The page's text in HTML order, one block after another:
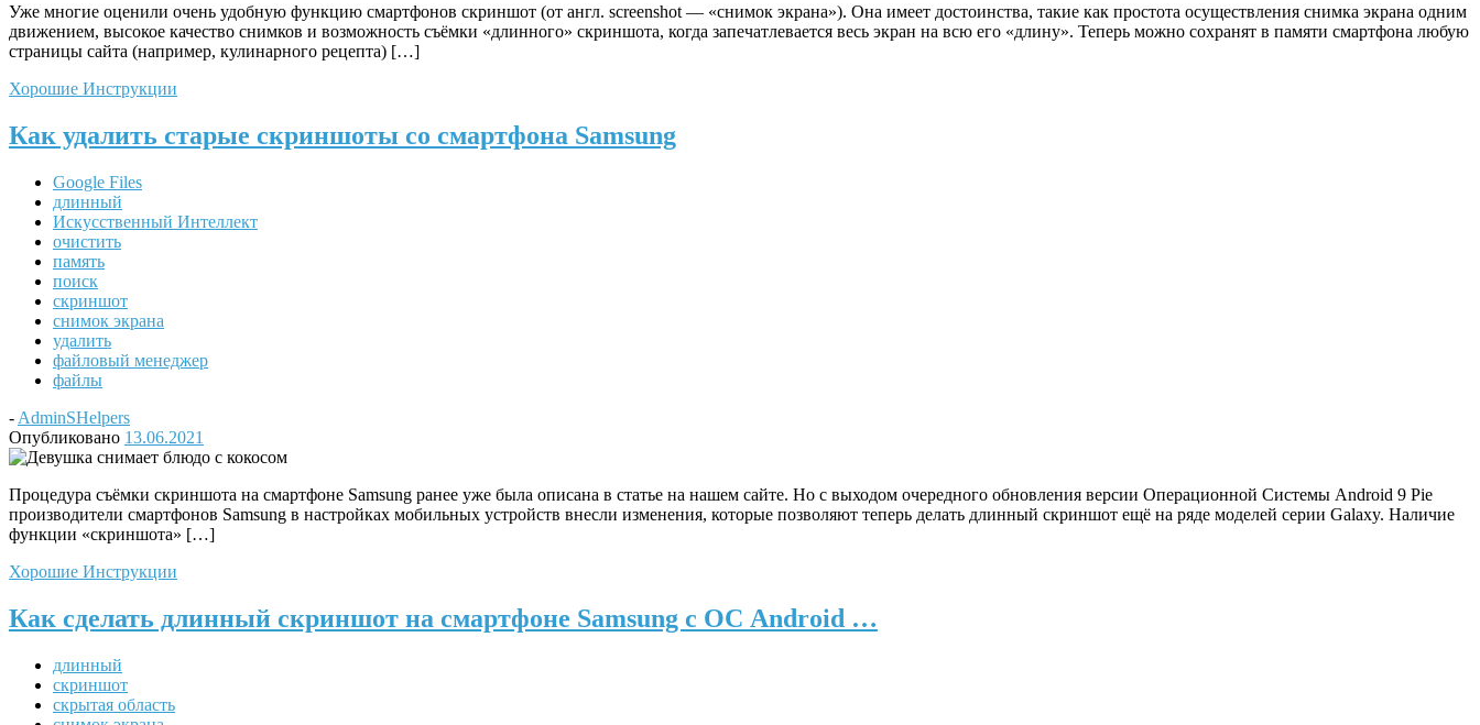
Уже многие оценили очень удобную функцию смартфонов скриншот (от англ. screenshot — «снимок экрана»). Она имеет достоинства, такие как простота осуществления снимка экрана одним
движением, высокое качество снимков и возможность съёмки «длинного» скриншота, когда запечатлевается весь экран на всю его «длину». Теперь можно сохранят в памяти смартфона любую
страницы сайта (например, кулинарного рецепта) […]
Хорошие Инструкции
Как удалить старые скриншоты со смартфона Samsung
Google Files
длинный
Искусственный Интеллект
очистить
память
поиск
скриншот
снимок экрана
удалить
файловый менеджер
файлы
- AdminSHelpers
Опубликовано 13.06.2021
Процедура съёмки скриншота на смартфоне Samsung ранее уже была описана в статье на нашем сайте. Но с выходом очередного обновления версии Операционной Системы Android 9 Pie
производители смартфонов Samsung в настройках мобильных устройств внесли изменения, которые позволяют теперь делать длинный скриншот ещё на ряде моделей серии Galaxy. Наличие
функции «скриншота» […]
Хорошие Инструкции
Как сделать длинный скриншот на смартфоне Samsung с ОС Android …
длинный
скриншот
скрытая область